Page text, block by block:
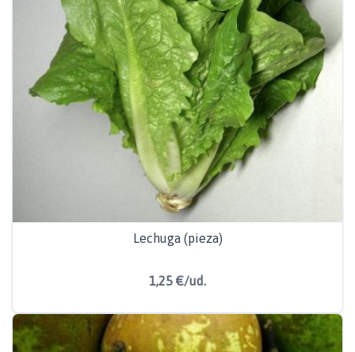
Lechuga (pieza)
1,25 €/ud.